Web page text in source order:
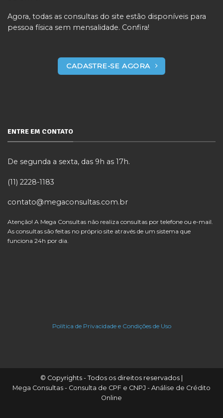
Agora, todas as consultas do site estão disponíveis para
pessoa física sem mensalidade. Confira!
CADASTRE-SE AGORA
ENTRE EM CONTATO
De segunda a sexta, das 9h as 17h.
(11) 2228-1183
contato@megaconsultas.com.br
Atenção! A Mega Consultas não realiza consultas por telefone ou e-mail.
As consultas são feitas no próprio site através de um sistema que
funciona 24h por dia.
Política de Privacidade e Condições de Uso
© Copyrights - Todos os direitos reservados |
Mega Consultas - Consulta de CPF e CNPJ - Análise de Crédito
Online